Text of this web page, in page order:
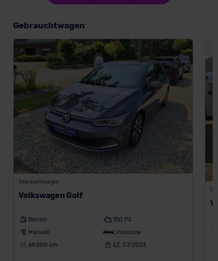
Gebrauchtwagen
Gebrauchtwagen
Volkswagen Golf
Benzin
150 PS
Manuell
Limousine
69.000 km
EZ: 07/2023